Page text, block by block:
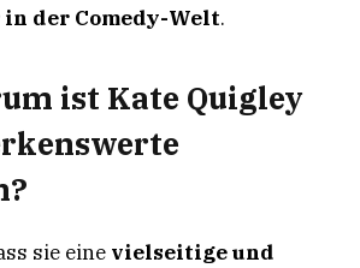
der Comedy-Welt.
ist Kate Quigley
sie eine vielseitige und